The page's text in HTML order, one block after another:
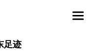
足迹